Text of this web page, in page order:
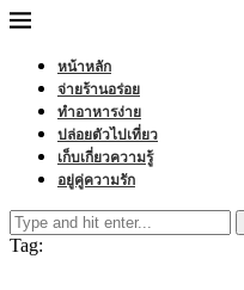
หน้าหลัก
จ่ายร้านอร่อย
ทำอาหารง่าย
ปล่อยตัวไปเที่ยว
เก็บเกี่ยวความรู้
อยู่คู่ความรัก
Tag: